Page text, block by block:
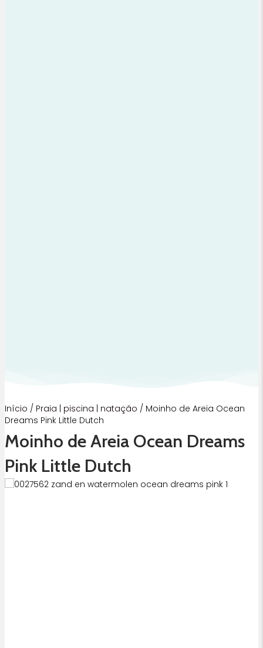
Início / Praia | piscina | natação / Moinho de Areia Ocean
Dreams Pink Little Dutch
Moinho de Areia Ocean Dreams
Pink Little Dutch